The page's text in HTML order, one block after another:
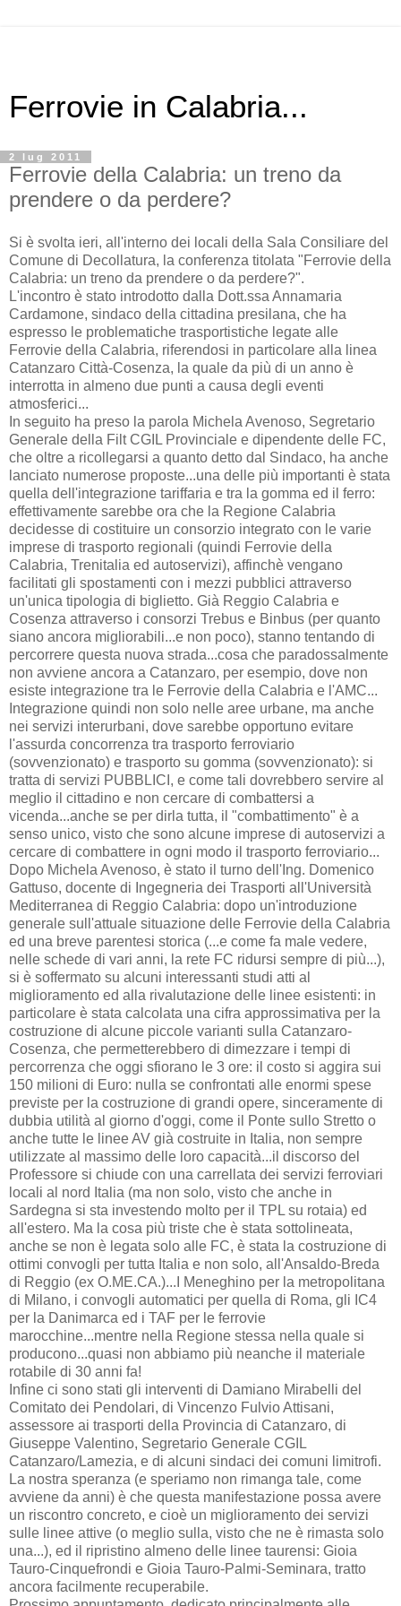
Ferrovie in Calabria...
2 lug 2011
Ferrovie della Calabria: un treno da
prendere o da perdere?
Si è svolta ieri, all'interno dei locali della Sala Consiliare del
Comune di Decollatura, la conferenza titolata "Ferrovie della
Calabria: un treno da prendere o da perdere?".
L'incontro è stato introdotto dalla Dott.ssa Annamaria
Cardamone, sindaco della cittadina presilana, che ha
espresso le problematiche trasportistiche legate alle
Ferrovie della Calabria, riferendosi in particolare alla linea
Catanzaro Città-Cosenza, la quale da più di un anno è
interrotta in almeno due punti a causa degli eventi
atmosferici...
In seguito ha preso la parola Michela Avenoso, Segretario
Generale della Filt CGIL Provinciale e dipendente delle FC,
che oltre a ricollegarsi a quanto detto dal Sindaco, ha anche
lanciato numerose proposte...una delle più importanti è stata
quella dell'integrazione tariffaria e tra la gomma ed il ferro:
effettivamente sarebbe ora che la Regione Calabria
decidesse di costituire un consorzio integrato con le varie
imprese di trasporto regionali (quindi Ferrovie della
Calabria, Trenitalia ed autoservizi), affinchè vengano
facilitati gli spostamenti con i mezzi pubblici attraverso
un'unica tipologia di biglietto. Già Reggio Calabria e
Cosenza attraverso i consorzi Trebus e Binbus (per quanto
siano ancora migliorabili...e non poco), stanno tentando di
percorrere questa nuova strada...cosa che paradossalmente
non avviene ancora a Catanzaro, per esempio, dove non
esiste integrazione tra le Ferrovie della Calabria e l'AMC...
Integrazione quindi non solo nelle aree urbane, ma anche
nei servizi interurbani, dove sarebbe opportuno evitare
l'assurda concorrenza tra trasporto ferroviario
(sovvenzionato) e trasporto su gomma (sovvenzionato): si
tratta di servizi PUBBLICI, e come tali dovrebbero servire al
meglio il cittadino e non cercare di combattersi a
vicenda...anche se per dirla tutta, il "combattimento" è a
senso unico, visto che sono alcune imprese di autoservizi a
cercare di combattere in ogni modo il trasporto ferroviario...
Dopo Michela Avenoso, è stato il turno dell'Ing. Domenico
Gattuso, docente di Ingegneria dei Trasporti all'Università
Mediterranea di Reggio Calabria: dopo un'introduzione
generale sull'attuale situazione delle Ferrovie della Calabria
ed una breve parentesi storica (...e come fa male vedere,
nelle schede di vari anni, la rete FC ridursi sempre di più...),
si è soffermato su alcuni interessanti studi atti al
miglioramento ed alla rivalutazione delle linee esistenti: in
particolare è stata calcolata una cifra approssimativa per la
costruzione di alcune piccole varianti sulla Catanzaro-
Cosenza, che permetterebbero di dimezzare i tempi di
percorrenza che oggi sfiorano le 3 ore: il costo si aggira sui
150 milioni di Euro: nulla se confrontati alle enormi spese
previste per la costruzione di grandi opere, sinceramente di
dubbia utilità al giorno d'oggi, come il Ponte sullo Stretto o
anche tutte le linee AV già costruite in Italia, non sempre
utilizzate al massimo delle loro capacità...il discorso del
Professore si chiude con una carrellata dei servizi ferroviari
locali al nord Italia (ma non solo, visto che anche in
Sardegna si sta investendo molto per il TPL su rotaia) ed
all'estero. Ma la cosa più triste che è stata sottolineata,
anche se non è legata solo alle FC, è stata la costruzione di
ottimi convogli per tutta Italia e non solo, all'Ansaldo-Breda
di Reggio (ex O.ME.CA.)...I Meneghino per la metropolitana
di Milano, i convogli automatici per quella di Roma, gli IC4
per la Danimarca ed i TAF per le ferrovie
marocchine...mentre nella Regione stessa nella quale si
producono...quasi non abbiamo più neanche il materiale
rotabile di 30 anni fa!
Infine ci sono stati gli interventi di Damiano Mirabelli del
Comitato dei Pendolari, di Vincenzo Fulvio Attisani,
assessore ai trasporti della Provincia di Catanzaro, di
Giuseppe Valentino, Segretario Generale CGIL
Catanzaro/Lamezia, e di alcuni sindaci dei comuni limitrofi.
La nostra speranza (e speriamo non rimanga tale, come
avviene da anni) è che questa manifestazione possa avere
un riscontro concreto, e cioè un miglioramento dei servizi
sulle linee attive (o meglio sulla, visto che ne è rimasta solo
una...), ed il ripristino almeno delle linee taurensi: Gioia
Tauro-Cinquefrondi e Gioia Tauro-Palmi-Seminara, tratto
ancora facilmente recuperabile.